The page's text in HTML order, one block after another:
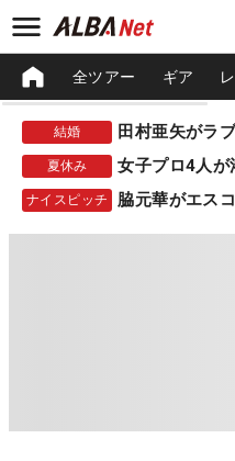
全ツアー ギア
結婚 田村亜矢がラ
夏休み 女子プロ4人が
ナイスピッチ 脇元華がエス